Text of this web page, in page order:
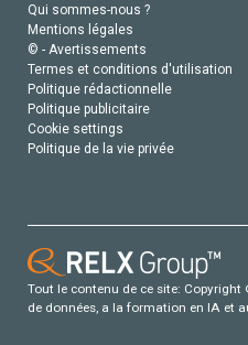
Qui sommes-nous ?
Mentions légales
© - Avertissements
Termes et conditions d'utilisation
Politique rédactionnelle
Politique publicitaire
Cookie settings
Politique de la vie privée
Tout le contenu de ce site:
de données, a la formation en IA et